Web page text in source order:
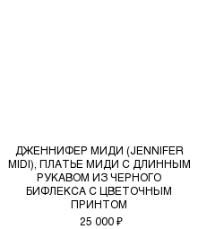
ДЖЕННИФЕР МИДИ (JENNIFER
MIDI), ПЛАТЬЕ МИДИ С ДЛИННЫМ
РУКАВОМ ИЗ ЧЕРНОГО
БИФЛЕКСА С ЦВЕТОЧНЫМ
ПРИНТОМ
25 000 ₽